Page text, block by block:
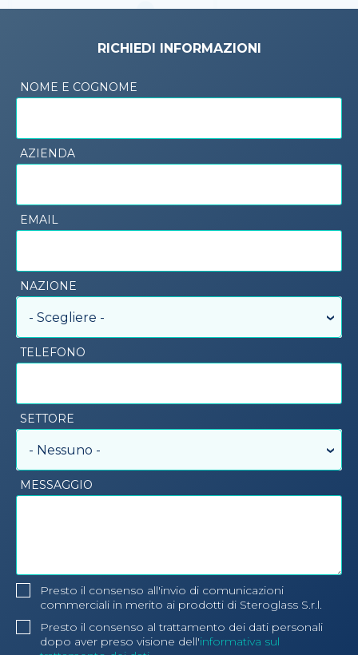
RICHIEDI INFORMAZIONI
NOME E COGNOME
AZIENDA
EMAIL
NAZIONE
- Scegliere -
TELEFONO
SETTORE
- Nessuno -
MESSAGGIO
Presto il consenso all'invio di comunicazioni
commerciali in merito ai prodotti di Steroglass S.r.l.
Presto il consenso al trattamento dei dati personali
dopo aver preso visione dell'informativa sul